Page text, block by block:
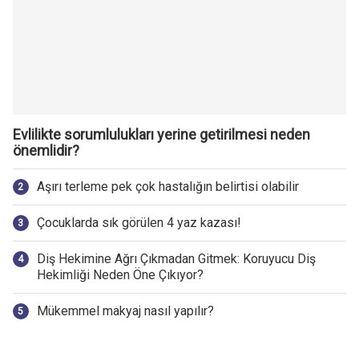
Evlilikte sorumlulukları yerine getirilmesi neden
önemlidir?
Aşırı terleme pek çok hastalığın belirtisi olabilir
Çocuklarda sık görülen 4 yaz kazası!
Diş Hekimine Ağrı Çıkmadan Gitmek: Koruyucu Diş
Hekimliği Neden Öne Çıkıyor?
Mükemmel makyaj nasıl yapılır?